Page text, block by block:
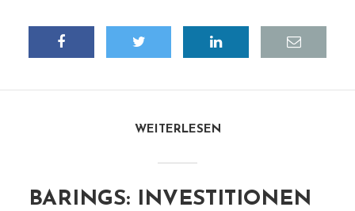
WEITERLESEN
BARINGS: INVESTITIONEN